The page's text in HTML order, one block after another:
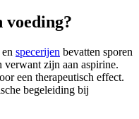
specerijen bevatten sporen
zijn aan aspirine.
een therapeutisch effect.
begeleiding bij